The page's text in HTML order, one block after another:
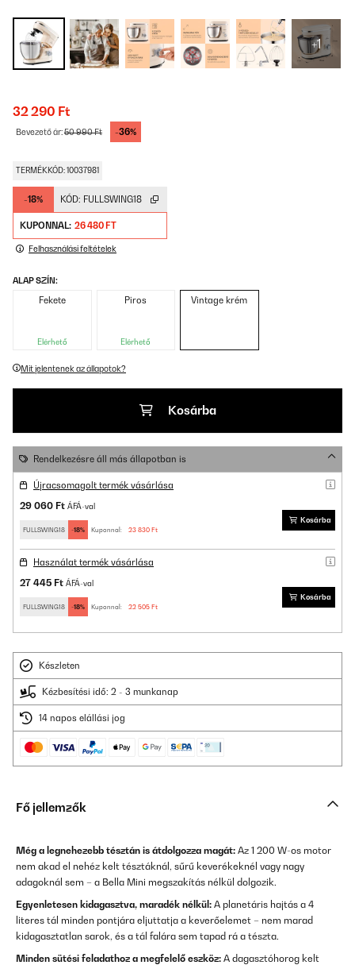
+1
32 290 Ft
Bevezető ár:50 990 Ft -36%
TERMÉKKÓD: 10037981
-18% KÓD: FULLSWING18
KUPONNAL: 26 480 FT
Felhasználási feltételek
ALAP SZÍN:
Fekete
Elérhető
Piros
Elérhető
Vintage krém
Mit jelentenek az állapotok?
Kosárba
Rendelkezésre áll más állapotban is
Újracsomagolt termék vásárlása
29 060 Ft ÁFÁ-val
FULLSWING18 -18% Kuponnal: 23 830 Ft
Kosárba
Használat termék vásárlása
27 445 Ft ÁFÁ-val
FULLSWING18 -18% Kuponnal: 22 505 Ft
Kosárba
Készleten
Kézbesítési idő: 2 - 3 munkanap
14 napos elállási jog
Fő jellemzők
Még a legnehezebb tésztán is átdolgozza magát: Az 1 200 W-os motor
nem akad el nehéz kelt tésztáknál, sűrű keverékeknél vagy nagy
adagoknál sem – a Bella Mini megszakítás nélkül dolgozik.
Egyenletesen kidagasztva, maradék nélkül: A planetáris hajtás a 4
literes tál minden pontjára eljuttatja a keverőelemet – nem marad
kidagasztatlan sarok, és a tál falára sem tapad rá a tészta.
Minden sütési feladathoz a megfelelő eszköz: A dagasztóhorog kelt